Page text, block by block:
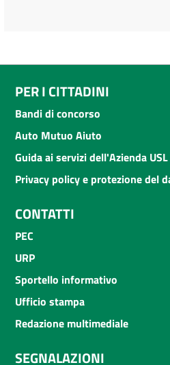
PER I CITTADINI
Bandi di concorso
Auto Mutuo Aiuto
Guida ai servizi dell'Azienda
Privacy policy e protezione del
CONTATTI
PEC
URP
Sportello informativo
Ufficio stampa
Redazione multimediale
SEGNALAZIONI